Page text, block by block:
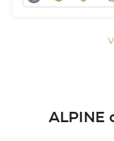
ALPINE